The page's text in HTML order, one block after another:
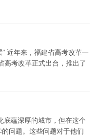
” 近年来，福建省高考改革一
高考改革正式出台，推出了
底蕴深厚的城市，但在这个
问题。这些问题对于他们